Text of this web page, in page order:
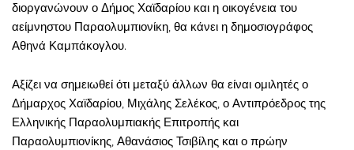
διοργανώνουν ο Δήμος Χαϊδαρίου και η οικογένεια του
αείμνηστου Παραολυμπιονίκη, θα κάνει η δημοσιογράφος
Αθηνά Καμπάκογλου.
Αξίζει να σημειωθεί ότι μεταξύ άλλων θα είναι ομιλητές ο
Δήμαρχος Χαϊδαρίου, Μιχάλης Σελέκος, ο Αντιπρόεδρος της
Ελληνικής Παραολυμπιακής Επιτροπής και
Παραολυμπιονίκης, Αθανάσιος Τσιβίλης και ο πρώην